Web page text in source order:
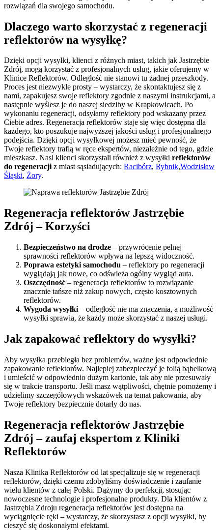
rozwiązań dla swojego samochodu.
Dlaczego warto skorzystać z regeneracji
reflektorów na wysyłkę?
Dzięki opcji wysyłki, klienci z różnych miast, takich jak Jastrzębie
Zdrój, mogą korzystać z profesjonalnych usług, jakie oferujemy w
Klinice Reflektorów. Odległość nie stanowi tu żadnej przeszkody.
Proces jest niezwykle prosty – wystarczy, że skontaktujesz się z
nami, zapakujesz swoje reflektory zgodnie z naszymi instrukcjami, a
następnie wyślesz je do naszej siedziby w Krapkowicach. Po
wykonaniu regeneracji, odsyłamy reflektory pod wskazany przez
Ciebie adres. Regeneracja reflektorów staje się więc dostępna dla
każdego, kto poszukuje najwyższej jakości usług i profesjonalnego
podejścia. Dzięki opcji wysyłkowej możesz mieć pewność, że
Twoje reflektory trafią w ręce ekspertów, niezależnie od tego, gdzie
mieszkasz. Nasi klienci skorzystali również z wysyłki reflektorów
do regeneracjiz miast sąsiadujących: Racibórz, Rybnik,Wodzisław
Śląski, Żory.
Regeneracja reflektorów Jastrzębie
Zdrój – Korzyści
Bezpieczeństwo na drodze – przywrócenie pełnej
sprawności reflektorów wpływa na lepszą widoczność.
Poprawa estetyki samochodu – reflektory po regeneracji
wyglądają jak nowe, co odświeża ogólny wygląd auta.
Oszczędność – regeneracja reflektorów to rozwiązanie
znacznie tańsze niż zakup nowych, często kosztownych
reflektorów.
Wygoda wysyłki – odległość nie ma znaczenia, a możliwość
wysyłki sprawia, że każdy może skorzystać z naszej usługi.
Jak zapakować reflektory do wysyłki?
Aby wysyłka przebiegła bez problemów, ważne jest odpowiednie
zapakowanie reflektorów. Najlepiej zabezpieczyć je folią bąbelkową
i umieścić w odpowiednio dużym kartonie, tak aby nie przesuwały
się w trakcie transportu. Jeśli masz wątpliwości, chętnie pomożemy i
udzielimy szczegółowych wskazówek na temat pakowania, aby
Twoje reflektory bezpiecznie dotarły do nas.
Regeneracja reflektorów Jastrzębie
Zdrój – zaufaj ekspertom z Kliniki
Reflektorów
Nasza Klinika Reflektorów od lat specjalizuje się w regeneracji
reflektorów, dzięki czemu zdobyliśmy doświadczenie i zaufanie
wielu klientów z całej Polski. Dążymy do perfekcji, stosując
nowoczesne technologie i profesjonalne produkty. Dla klientów z
Jastrzębia Zdroju regeneracja reflektorów jest dostępna na
wyciągnięcie ręki – wystarczy, że skorzystasz z opcji wysyłki, by
cieszyć się doskonałymi efektami.